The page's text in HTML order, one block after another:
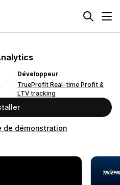
Développeur
TrueProfit Real-time Profit &
LTV tracking
de démonstration